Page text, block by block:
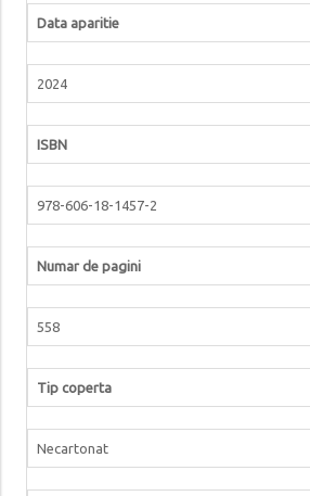
Data aparitie
2024
ISBN
978-606-18-1457-2
Numar de pagini
558
Tip coperta
Necartonat